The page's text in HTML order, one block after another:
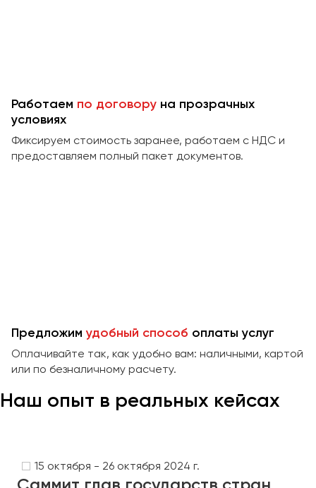
Работаем по договору на прозрачных
условиях
Фиксируем стоимость заранее, работаем с НДС и
предоставляем полный пакет документов.
Предложимудобный способ оплаты услуг
Оплачивайте так, как удобно вам: наличными, картой
или по безналичному расчету.
Наш опыт в реальных кейсах
15 октября - 26 октября 2024 г.